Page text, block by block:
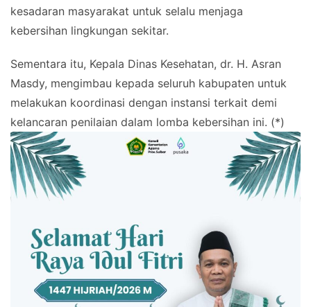
kesadaran masyarakat untuk selalu menjaga
kebersihan lingkungan sekitar.
Sementara itu, Kepala Dinas Kesehatan, dr. H. Asran
Masdy, mengimbau kepada seluruh kabupaten untuk
melakukan koordinasi dengan instansi terkait demi
kelancaran penilaian dalam lomba kebersihan ini. (*)